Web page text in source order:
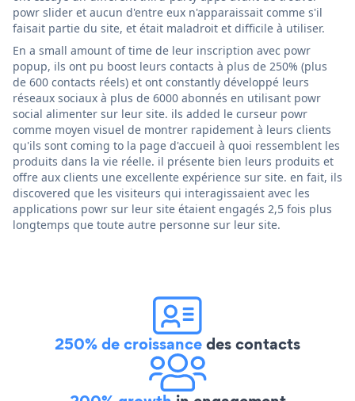
powr slider et aucun d'entre eux n'apparaissait comme s'il
faisait partie du site, et était maladroit et difficile à utiliser.
En a small amount of time de leur inscription avec powr
popup, ils ont pu boost leurs contacts à plus de 250% (plus
de 600 contacts réels) et ont constantly développé leurs
réseaux sociaux à plus de 6000 abonnés en utilisant powr
social alimenter sur leur site. ils added le curseur powr
comme moyen visuel de montrer rapidement à leurs clients
qu'ils sont coming to la page d'accueil à quoi ressemblent les
produits dans la vie réelle. il présente bien leurs produits et
offre aux clients une excellente expérience sur site. en fait, ils
discovered que les visiteurs qui interagissaient avec les
applications powr sur leur site étaient engagés 2,5 fois plus
longtemps que toute autre personne sur leur site.
250% de croissancedes contacts